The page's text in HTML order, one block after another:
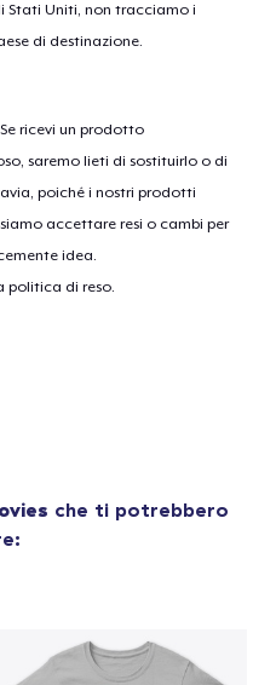
Stati Uniti, non tracciamo i
di destinazione.
ricevi un prodotto
saremo lieti di sostituirlo o di
poiché i nostri prodotti
accettare resi o cambi per
idea.
politica di reso.
che ti potrebbero